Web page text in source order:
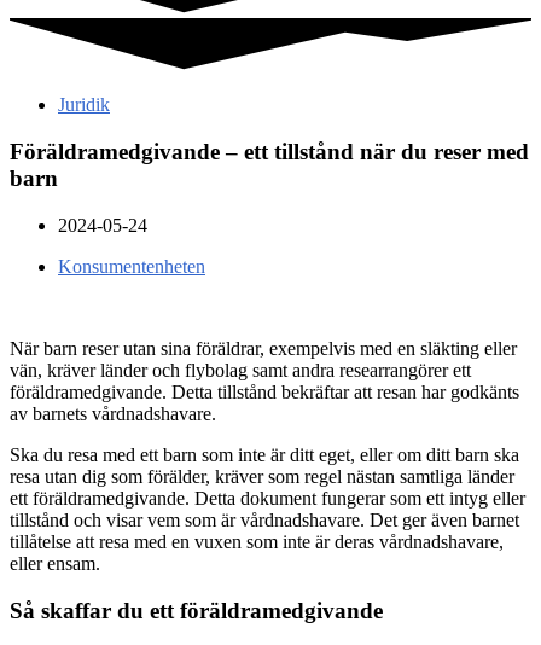
Juridik
Föräldramedgivande – ett tillstånd när du reser med
barn
2024-05-24
Konsumentenheten
När barn reser utan sina föräldrar, exempelvis med en släkting eller
vän, kräver länder och flybolag samt andra researrangörer ett
föräldramedgivande. Detta tillstånd bekräftar att resan har godkänts
av barnets vårdnadshavare.
Ska du resa med ett barn som inte är ditt eget, eller om ditt barn ska
resa utan dig som förälder, kräver som regel nästan samtliga länder
ett föräldramedgivande. Detta dokument fungerar som ett intyg eller
tillstånd och visar vem som är vårdnadshavare. Det ger även barnet
tillåtelse att resa med en vuxen som inte är deras vårdnadshavare,
eller ensam.
Så skaffar du ett föräldramedgivande